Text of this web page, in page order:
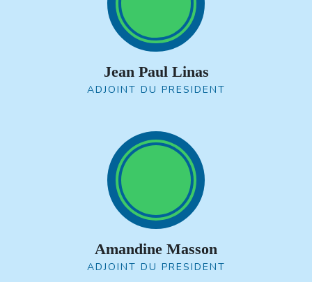
Jean Paul Linas
ADJOINT DU PRESIDENT
Amandine Masson
ADJOINT DU PRESIDENT